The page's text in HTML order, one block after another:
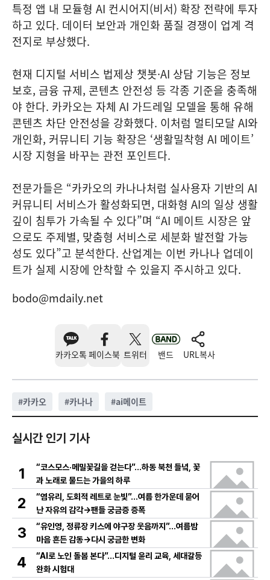
특정 앱 내 모듈형 AI 컨시어지(비서) 확장 전략에 투자
하고 있다. 데이터 보안과 개인화 품질 경쟁이 업계 격
전지로 부상했다.
현재 디지털 서비스 법제상 챗봇·AI 상담 기능은 정보
보호, 금융 규제, 콘텐츠 안전성 등 각종 기준을 충족해
야 한다. 카카오는 자체 AI 가드레일 모델을 통해 유해
콘텐츠 차단 안전성을 강화했다. 이처럼 멀티모달 AI와
개인화, 커뮤니티 기능 확장은 ‘생활밀착형 AI 메이트’
시장 지형을 바꾸는 관전 포인트다.
전문가들은 “카카오의 카나나처럼 실사용자 기반의 AI
커뮤니티 서비스가 활성화되면, 대화형 AI의 일상 생활
깊이 침투가 가속될 수 있다”며 “AI 메이트 시장은 앞
으로도 주제별, 맞춤형 서비스로 세분화 발전할 가능
성도 있다”고 분석한다. 산업계는 이번 카나나 업데이
트가 실제 시장에 안착할 수 있을지 주시하고 있다.
bodo@mdaily.net
카카오톡 페이스북 트위터 밴드 URL복사
#카카오 #카나나 #ai메이트
실시간 인기 기사
1
“코스모스·메밀꽃길을 걷는다”…하동 북천 들녘, 꽃
과 노래로 물드는 가을의 하루
2
“염유리, 도회적 레트로 눈빛”…여름 한가운데 묻어
난 자유의 감각→팬들 궁금증 증폭
3
“유인영, 정류장 키스에 야구장 웃음까지”…여름밤
마음 흔든 감동→다시 궁금한 변화
4
“AI로 노인 돌봄 본다”…디지털 윤리 교육, 세대갈등
완화 시험대